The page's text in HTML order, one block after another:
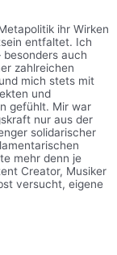
ihr Wirken
entfaltet. Ich
auch
zahlreichen
mich stets mit
und
gefühlt. Mir war
nur aus der
solidarischer
mehr denn je
Creator, Musiker
versucht, eigene